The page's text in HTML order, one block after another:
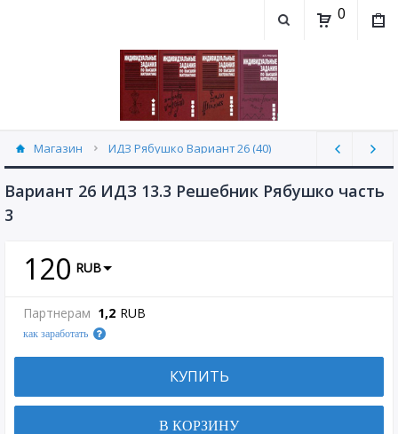
0
Магазин ИДЗ Рябушко Вариант 26 (40)
Вариант 26 ИДЗ 13.3 Решебник Рябушко часть
3
120 RUB
Партнерам 1,2 RUB
как заработать
КУПИТЬ
В КОРЗИНУ